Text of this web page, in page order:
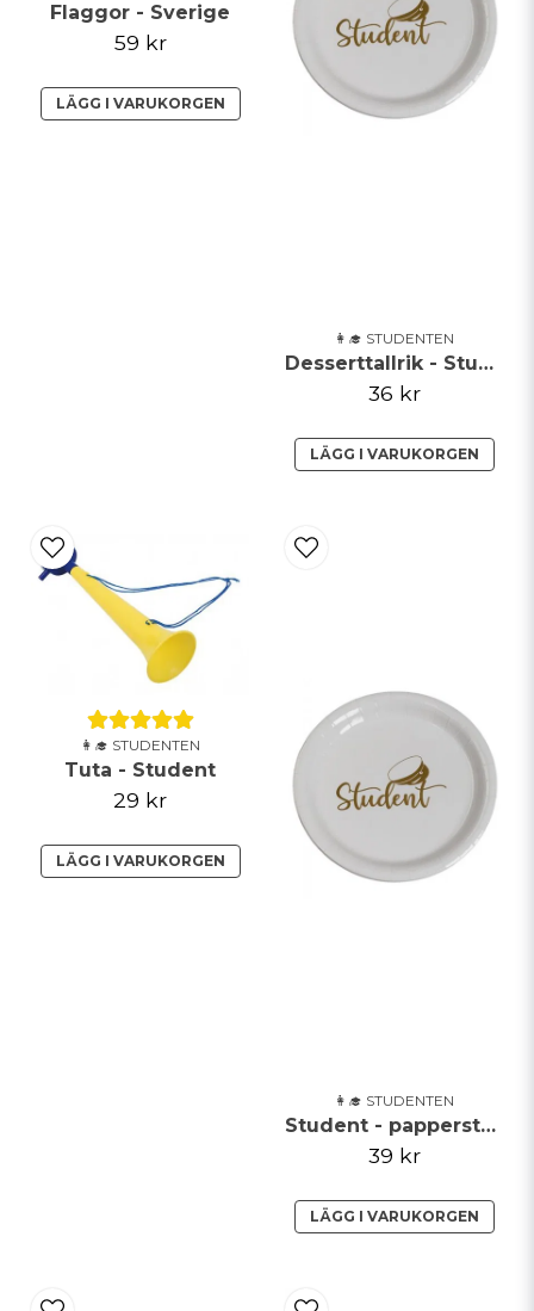
Flaggor - Sverige
59 kr
LÄGG I VARUKORGEN
👩‍🎓 STUDENTEN
Desserttallrik - Student
36 kr
LÄGG I VARUKORGEN
👩‍🎓 STUDENTEN
Tuta - Student
29 kr
LÄGG I VARUKORGEN
👩‍🎓 STUDENTEN
Student - papperstallrik - 8 pack
39 kr
LÄGG I VARUKORGEN
Skicka fråga